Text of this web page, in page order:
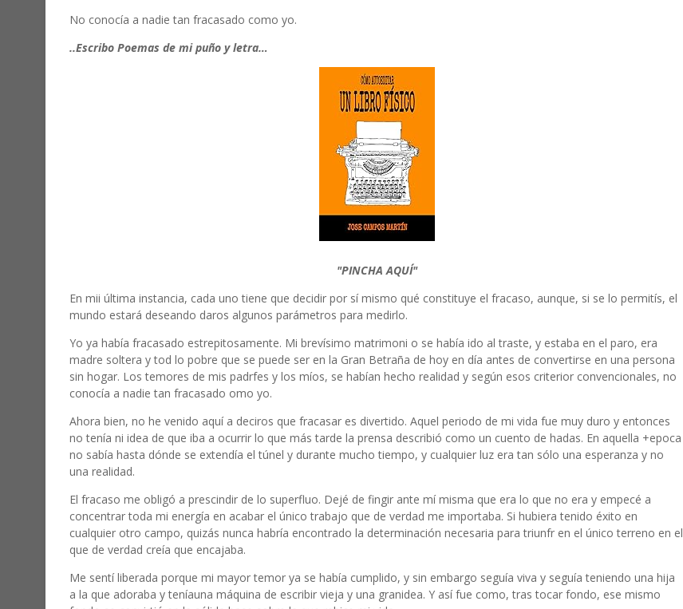
No conocía a nadie tan fracasado como yo.
..Escribo Poemas de mi puño y letra…
"PINCHA AQUÍ"
En mii última instancia, cada uno tiene que decidir por sí mismo qué constituye el fracaso, aunque, si se lo permitís, el
mundo estará deseando daros algunos parámetros para medirlo.
Yo ya había fracasado estrepitosamente. Mi brevísimo matrimoni o se había ido al traste, y estaba en el paro, era
madre soltera y tod lo pobre que se puede ser en la Gran Betraña de hoy en día antes de convertirse en una persona
sin hogar. Los temores de mis padrfes y los míos, se habían hecho realidad y según esos criterior convencionales, no
conocía a nadie tan fracasado omo yo.
Ahora bien, no he venido aquí a deciros que fracasar es divertido. Aquel periodo de mi vida fue muy duro y entonces
no tenía ni idea de que iba a ocurrir lo que más tarde la prensa describió como un cuento de hadas. En aquella +epoca
no sabía hasta dónde se extendía el túnel y durante mucho tiempo, y cualquier luz era tan sólo una esperanza y no
una realidad.
El fracaso me obligó a prescindir de lo superfluo. Dejé de fingir ante mí misma que era lo que no era y empecé a
concentrar toda mi energía en acabar el único trabajo que de verdad me importaba. Si hubiera tenido éxito en
cualquier otro campo, quizás nunca habría encontrado la determinación necesaria para triunfr en el único terreno en el
que de verdad creía que encajaba.
Me sentí liberada porque mi mayor temor ya se había cumplido, y sin embargo seguía viva y seguía teniendo una hija
a la que adoraba y teníauna máquina de escribir vieja y una granidea. Y así fue como, tras tocar fondo, ese mismo